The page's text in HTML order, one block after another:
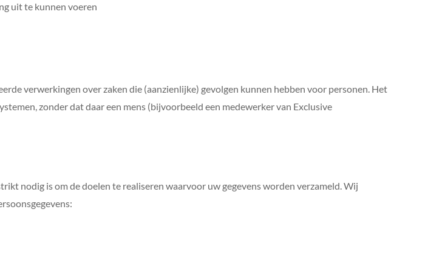
uit te kunnen voeren
verwerkingen over zaken die (aanzienlijke) gevolgen kunnen hebben voor personen. Het
zonder dat daar een mens (bijvoorbeeld een medewerker van Exclusive
nodig is om de doelen te realiseren waarvoor uw gegevens worden verzameld. Wij